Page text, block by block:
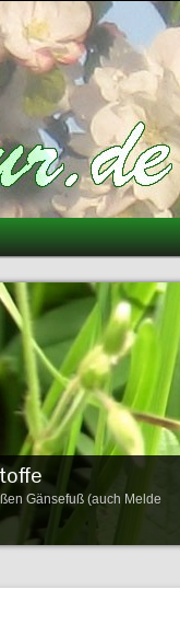
Gänsefuß (auch Melde